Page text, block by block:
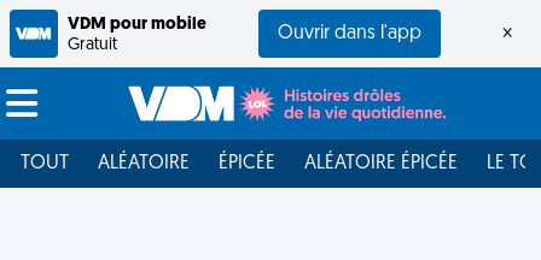
VDM pour mobile
Gratuit
Ouvrir dans l'app ×
TOUT ALÉATOIRE ÉPICÉE ALÉATOIRE ÉPICÉE LE